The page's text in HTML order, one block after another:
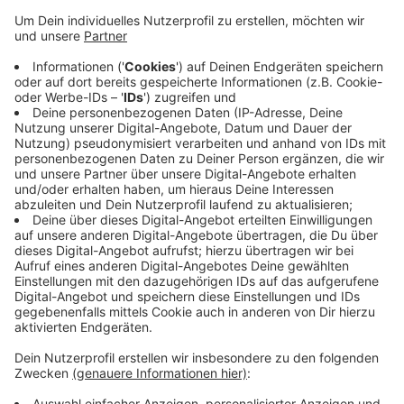
sich aber in der vierten Partie heute in der
Rheinaue deutlich mit 2:11 geschlagen geben.
Veröffentlicht: Sonntag, 15.08.2021 15:38
Anzeige
Schon die vierte Saison in Folge sind die Bonn Capitals
im Finale der Baseball-Bundesliga auf die
Heidenheimer Heideköpfe getroffen - davon haben sie
nur ein Mal selbst die Meisterschaft geholt.
Anzeige